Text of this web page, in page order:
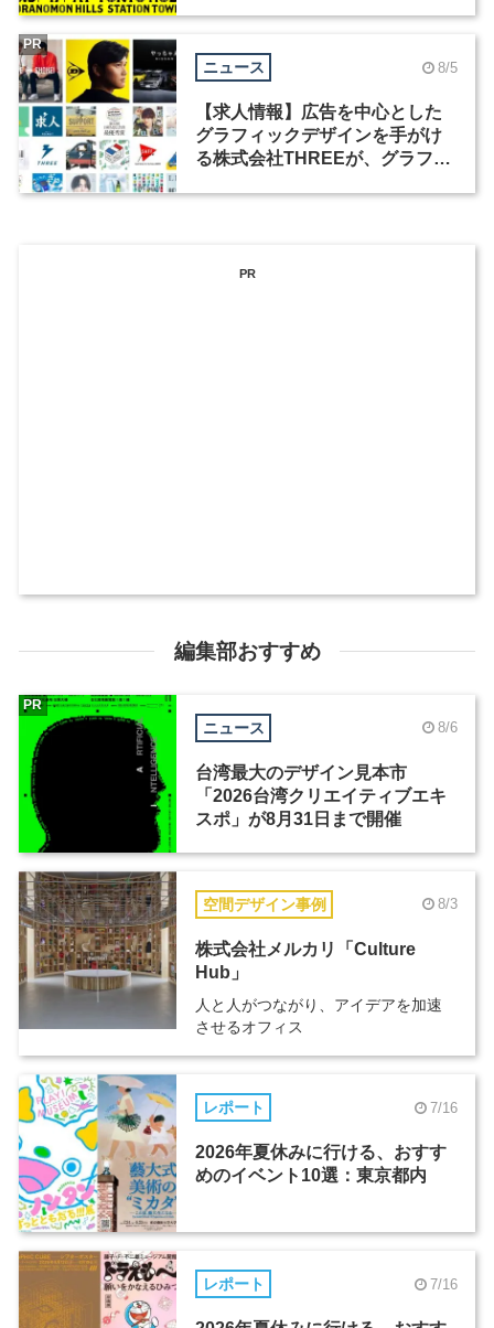
ニュース 8/5
【求人情報】広告を中心とした
グラフィックデザインを手がけ
る株式会社THREEが、グラフィ
PR
PR
編集部おすすめ
ニュース 8/6
台湾最大のデザイン見本市
「2026台湾クリエイティブエキ
スポ」が8月31日まで開催
PR
空間デザイン事例 8/3
株式会社メルカリ「Culture
Hub」
人と人がつながり、アイデアを加速
させるオフィス
レポート 7/16
2026年夏休みに行ける、おすす
めのイベント10選：東京都内
レポート 7/16